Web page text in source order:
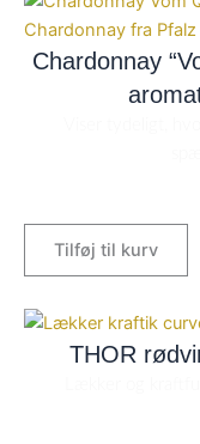
Chardonnay
Tilføj til kurv
THOR